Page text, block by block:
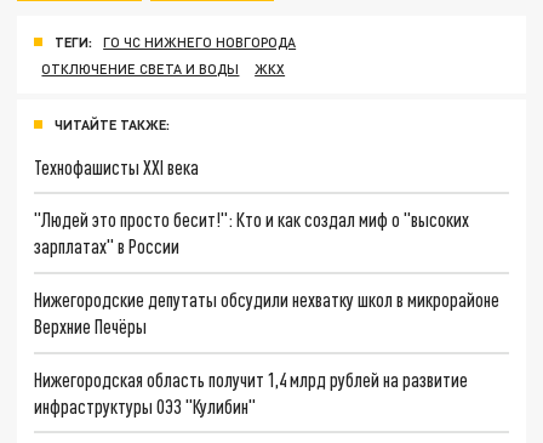
ТЕГИ:
ГО ЧС НИЖНЕГО НОВГОРОДА
ОТКЛЮЧЕНИЕ СВЕТА И ВОДЫ
ЖКХ
ЧИТАЙТЕ ТАКЖЕ:
Технофашисты XXI века
"Людей это просто бесит!": Кто и как создал миф о "высоких
зарплатах" в России
Нижегородские депутаты обсудили нехватку школ в микрорайоне
Верхние Печёры
Нижегородская область получит 1,4 млрд рублей на развитие
инфраструктуры ОЭЗ "Кулибин"